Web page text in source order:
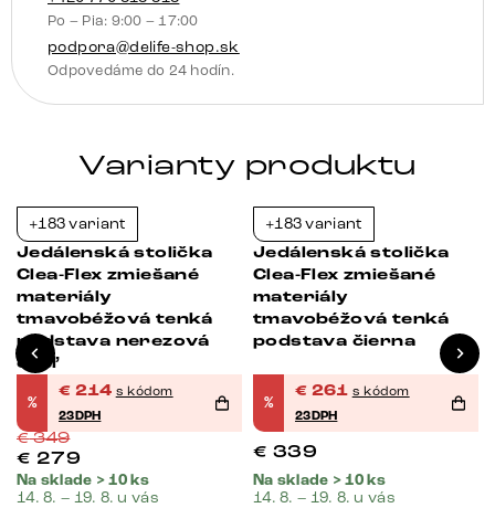
funkcia
Po – Pia: 9:00 – 17:00
podpora@delife-shop.sk
Odpovedáme do 24 hodín.
Varianty produktu
+183 variant
Jedálenská stolička
Clea-Flex zmiešané
materiály
tmavobéžová tenká
podstava nerezová
oceľ
%
€ 214 s kódom
23DPH
€349
€ 279
Na sklade > 10 ks
14. 8. – 19. 8. u vás
+183 variant
Jedálenská stolička
Clea-Flex zmiešané
materiály
tmavobéžová tenká
podstava čierna
%
€ 261 s kódom
23DPH
€ 339
Na sklade > 10 ks
14. 8. – 19. 8. u vás